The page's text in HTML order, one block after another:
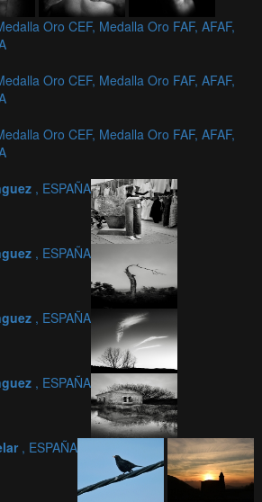
Oro CEF, Medalla Oro FAF, AFAF,
Oro CEF, Medalla Oro FAF, AFAF,
Oro CEF, Medalla Oro FAF, AFAF,
, ESPAÑA
, ESPAÑA
, ESPAÑA
, ESPAÑA
, ESPAÑA